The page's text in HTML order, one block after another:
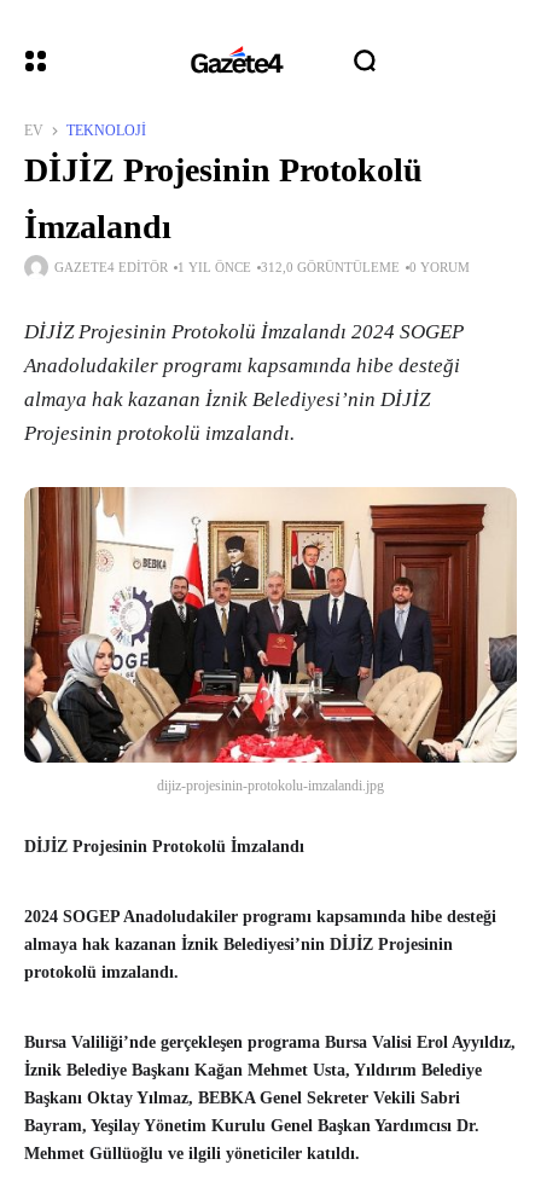
EV TEKNOLOJI
DİJİZ Projesinin Protokolü
İmzalandı
GAZETE4 EDITÖR 1 YIL ÖNCE 312,0 GÖRÜNTÜLEME 0 YORUM
DİJİZ Projesinin Protokolü İmzalandı 2024 SOGEP
Anadoludakiler programı kapsamında hibe desteği
almaya hak kazanan İznik Belediyesi’nin DİJİZ
Projesinin protokolü imzalandı.
dijiz-projesinin-protokolu-imzalandi.jpg
DİJİZ Projesinin Protokolü İmzalandı
2024 SOGEP Anadoludakiler programı kapsamında hibe desteği
almaya hak kazanan İznik Belediyesi’nin DİJİZ Projesinin
protokolü imzalandı.
Bursa Valiliği’nde gerçekleşen programa Bursa Valisi Erol Ayyıldız,
İznik Belediye Başkanı Kağan Mehmet Usta, Yıldırım Belediye
Başkanı Oktay Yılmaz, BEBKA Genel Sekreter Vekili Sabri
Bayram, Yeşilay Yönetim Kurulu Genel Başkan Yardımcısı Dr.
Mehmet Güllüoğlu ve ilgili yöneticiler katıldı.